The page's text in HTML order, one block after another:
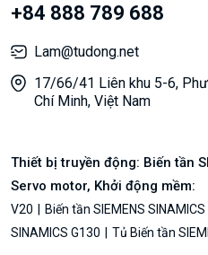
+84 888 789 688
Lam@tudong.net
17/66/41 Liên khu 5-6,
Chí Minh, Việt Nam
Thiết bị truyền động: Biến tần
Servo motor, Khởi động mềm:
V20
Biến tần SIEMENS SINAMICS
SINAMICS G130
Tủ Biến tần